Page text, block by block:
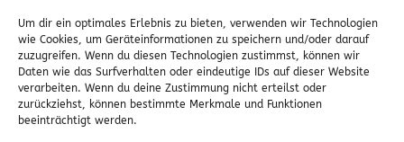
Um dir ein optimales Erlebnis zu bieten, verwenden wir Technologien
wie Cookies, um Geräteinformationen zu speichern und/oder darauf
zuzugreifen. Wenn du diesen Technologien zustimmst, können wir
Daten wie das Surfverhalten oder eindeutige IDs auf dieser Website
verarbeiten. Wenn du deine Zustimmung nicht erteilst oder
zurückziehst, können bestimmte Merkmale und Funktionen
beeinträchtigt werden.
Kontakt
Wr. Neustädterstrasse 20